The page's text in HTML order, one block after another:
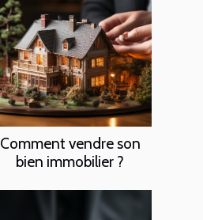
Comment vendre son
bien immobilier ?